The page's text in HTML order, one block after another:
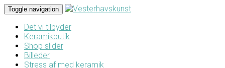
Toggle navigation
Det vi tilbyder
Keramikbutik
Shop slider
Billeder
Stress af med keramik